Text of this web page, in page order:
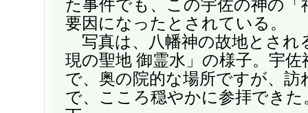
た事件でも、この宇佐の神の「
要因になったとされている。
写真は、八幡神の故地とされ
現の聖地 御霊水」の様子。宇佐
で、奥の院的な場所ですが、訪
で、こころ穏やかに参拝できた